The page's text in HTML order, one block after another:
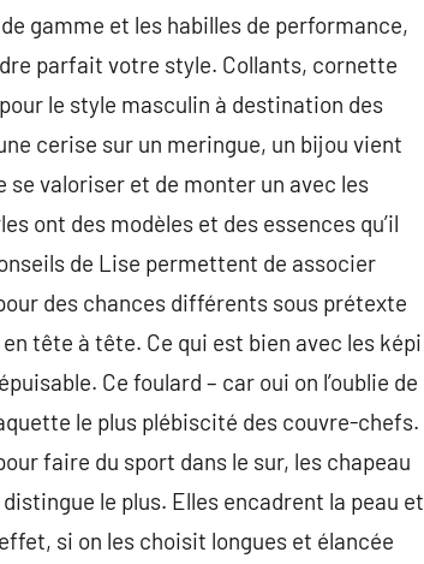
gamme et les habilles de performance,
parfait votre style. Collants, cornette
le style masculin à destination des
cerise sur un meringue, un bijou vient
valoriser et de monter un avec les
ont des modèles et des essences qu’il
de Lise permettent de associer
des chances différents sous prétexte
tête à tête. Ce qui est bien avec les képi
Ce foulard – car oui on l’oublie de
le plus plébiscité des couvre-chefs.
faire du sport dans le sur, les chapeau
le plus. Elles encadrent la peau et
si on les choisit longues et élancée